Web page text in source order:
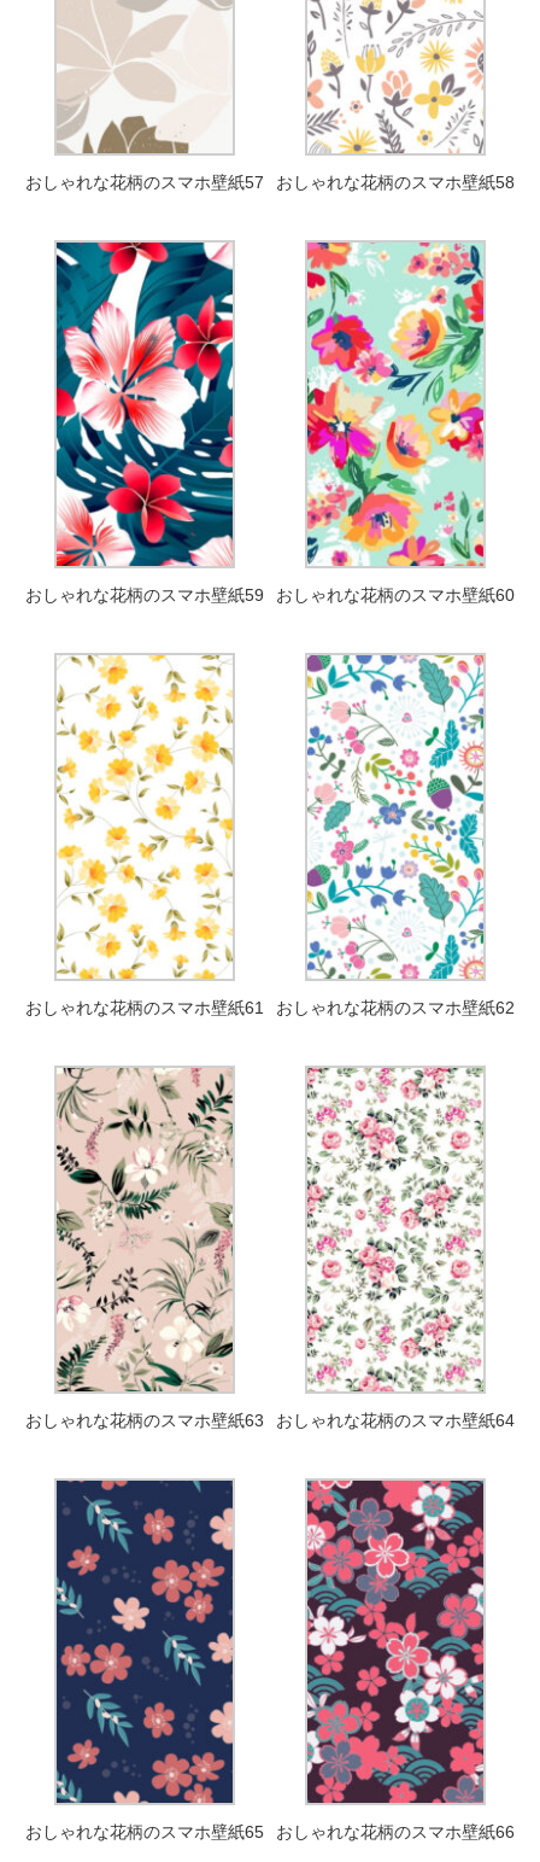
おしゃれな花柄のスマホ壁紙57 おしゃれな花柄のスマホ壁紙58
おしゃれな花柄のスマホ壁紙59 おしゃれな花柄のスマホ壁紙60
おしゃれな花柄のスマホ壁紙61 おしゃれな花柄のスマホ壁紙62
おしゃれな花柄のスマホ壁紙63 おしゃれな花柄のスマホ壁紙64
おしゃれな花柄のスマホ壁紙65 おしゃれな花柄のスマホ壁紙66